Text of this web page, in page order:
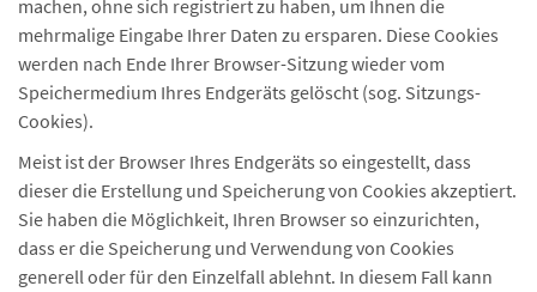
machen, ohne sich registriert zu haben, um Ihnen die
mehrmalige Eingabe Ihrer Daten zu ersparen. Diese Cookies
werden nach Ende Ihrer Browser-Sitzung wieder vom
Speichermedium Ihres Endgeräts gelöscht (sog. Sitzungs-
Cookies).
Meist ist der Browser Ihres Endgeräts so eingestellt, dass
dieser die Erstellung und Speicherung von Cookies akzeptiert.
Sie haben die Möglichkeit, Ihren Browser so einzurichten,
dass er die Speicherung und Verwendung von Cookies
generell oder für den Einzelfall ablehnt. In diesem Fall kann